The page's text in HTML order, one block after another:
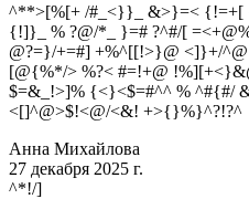
^**>[%[+ /#_<}}_ &>}=< {!=+[
{!]}_ % ?@/*_ }=# ?^#/[
@?=}/+=#] +%^[[!>}@ <]}+/
[@{%*/> %?< #=!+@
$=&_!>]% {<}<$=#^^ % ^#{#/
<[]^@>$!<@/<&! +>{}%}^?!?^
Анна Михайлова
27 декабря 2025 г.
^*!/]